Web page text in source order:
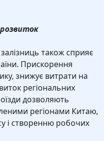
також сприяє
Прискорення
знижує витрати на
регіональних
дозволяють
регіонами Китаю,
і створенню робочих